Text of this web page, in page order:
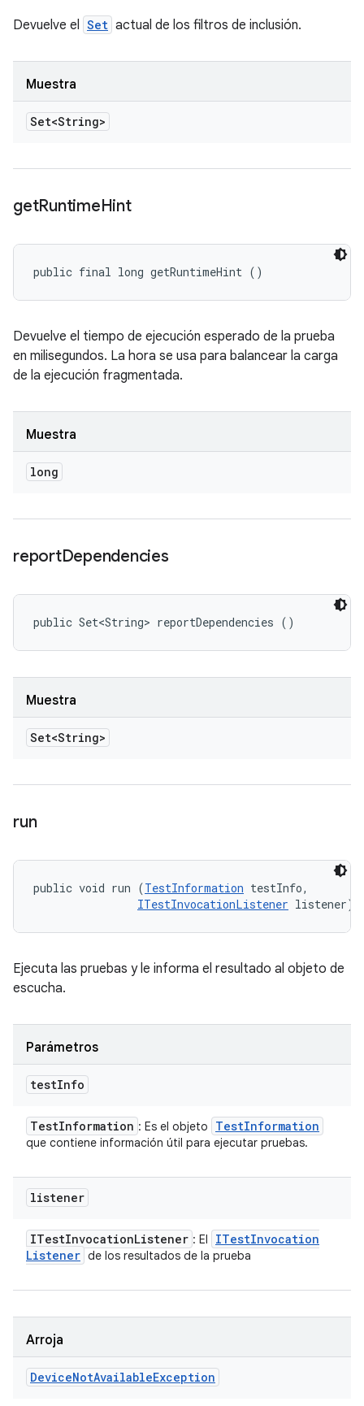
Devuelve el Set actual de los filtros de inclusión.
Muestra
Set<String>
getRuntimeHint
public final long getRuntimeHint ()
Devuelve el tiempo de ejecución esperado de la prueba
en milisegundos. La hora se usa para balancear la carga
de la ejecución fragmentada.
Muestra
long
reportDependencies
public Set<String> reportDependencies ()
Muestra
Set<String>
run
public void run (TestInformation testInfo,
ITestInvocationListener listener)
Ejecuta las pruebas y le informa el resultado al objeto de
escucha.
Parámetros
testInfo
TestInformation : Es el objeto TestInformation
que contiene información útil para ejecutar pruebas.
listener
ITestInvocationListener : El ITestInvocation
Listener de los resultados de la prueba
Arroja
DeviceNotAvailableException